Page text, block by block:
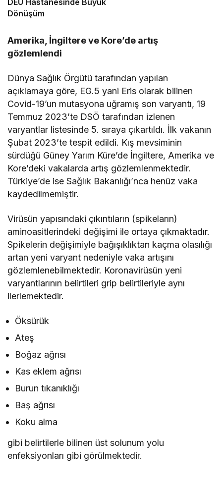
Dönüşüm
Amerika, İngiltere ve Kore’de artış
gözlemlendi
Dünya Sağlık Örgütü tarafından yapılan
açıklamaya göre, EG.5 yani Eris olarak bilinen
Covid-19’un mutasyona uğramış son varyantı, 19
Temmuz 2023’te DSÖ tarafından izlenen
varyantlar listesinde 5. sıraya çıkartıldı. İlk vakanın
Şubat 2023’te tespit edildi. Kış mevsiminin
sürdüğü Güney Yarım Küre’de İngiltere, Amerika ve
Kore’deki vakalarda artış gözlemlenmektedir.
Türkiye’de ise Sağlık Bakanlığı’nca henüz vaka
kaydedilmemiştir.
Virüsün yapısındaki çıkıntıların (spikeların)
aminoasitlerindeki değişimi ile ortaya çıkmaktadır.
Spikelerin değişimiyle bağışıklıktan kaçma olasılığı
artan yeni varyant nedeniyle vaka artışını
gözlemlenebilmektedir. Koronavirüsün yeni
varyantlarının belirtileri grip belirtileriyle aynı
ilerlemektedir.
Öksürük
Ateş
Boğaz ağrısı
Kas eklem ağrısı
Burun tıkanıklığı
Baş ağrısı
Koku alma
gibi belirtilerle bilinen üst solunum yolu
enfeksiyonları gibi görülmektedir.